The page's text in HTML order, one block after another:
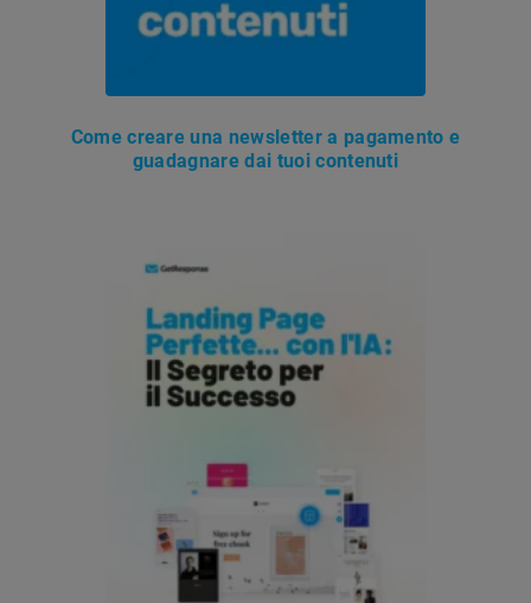
Come creare una newsletter a pagamento e
guadagnare dai tuoi contenuti